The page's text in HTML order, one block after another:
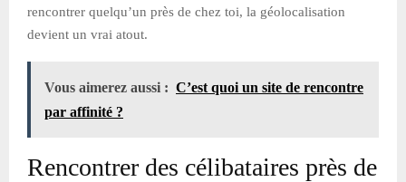
rencontrer quelqu’un près de chez toi, la géolocalisation
devient un vrai atout.
Vous aimerez aussi : C’est quoi un site de rencontre
par affinité ?
Rencontrer des célibataires près de